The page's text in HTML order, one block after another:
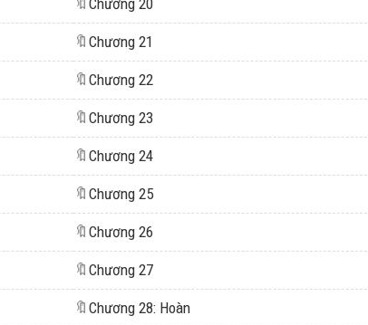
🔖 Chương 20
🔖 Chương 21
🔖 Chương 22
🔖 Chương 23
🔖 Chương 24
🔖 Chương 25
🔖 Chương 26
🔖 Chương 27
🔖 Chương 28: Hoàn